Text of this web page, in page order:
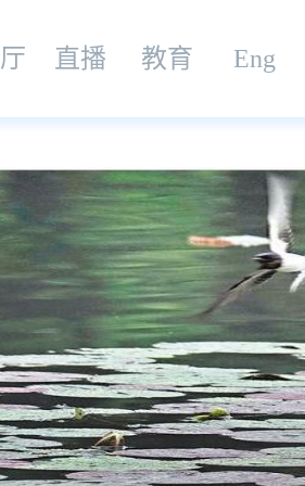
直播 教育 Eng